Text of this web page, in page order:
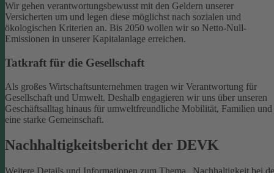
Wir gehen verantwortungsbewusst mit den Geldern unserer
Versicherten um und legen diese möglichst nach sozialen und
ökologischen Kriterien an. Bis 2050 wollen wir so Netto-Null-
Emissionen in unserer Kapitalanlage erreichen.
Tatkraft für die Gesellschaft
Als großes Wirtschaftsunternehmen tragen wir Verantwortung für
Gesellschaft und Umwelt. Deshalb engagieren wir uns über unseren
Geschäftsalltag hinaus für umweltfreundliche Mobilität, Familien und
eine starke Gemeinschaft.
Nachhaltigkeitsbericht der DEVK